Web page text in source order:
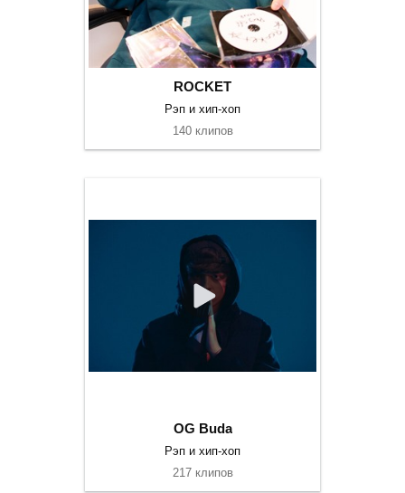
ROCKET
Рэп и хип-хоп
140 клипов
OG Buda
Рэп и хип-хоп
217 клипов